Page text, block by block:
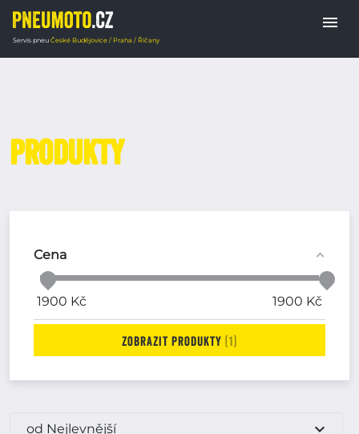
Servis pneu České Budějovice / Praha / Říčany
menu
Produkty
Cena
1900 Kč 1900 Kč
zobrazit produkty 1
od Nejlevnější expand_more